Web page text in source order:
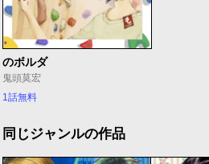
のボルダ
鬼頭莫宏
1話無料
同じジャンルの作品